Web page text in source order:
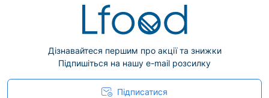
Дізнавайтеся першим про акції та знижки
Підпишіться на нашу e-mail розсилку
Підписатися